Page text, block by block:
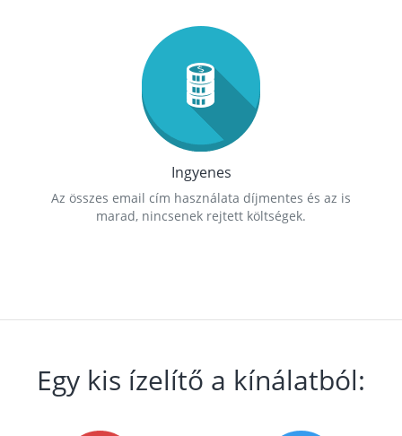
Ingyenes
Az összes email cím használata díjmentes és az is
marad, nincsenek rejtett költségek.
Egy kis ízelítő a kínálatból: